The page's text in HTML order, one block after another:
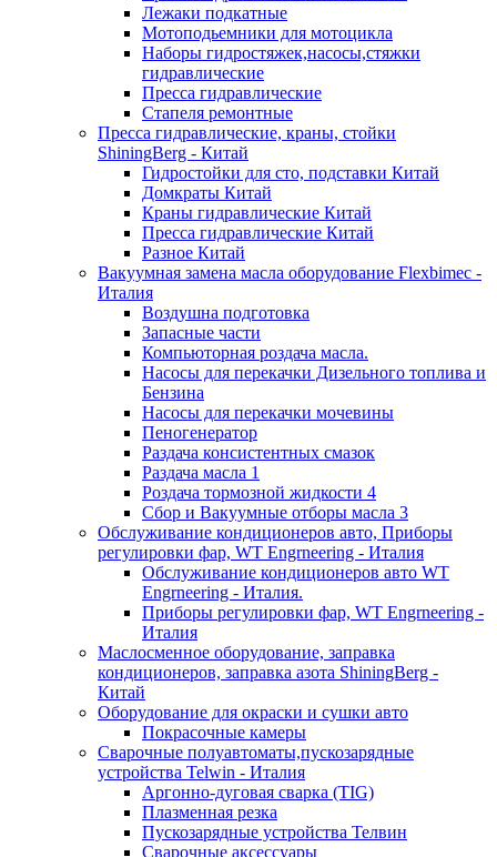
Лежаки подкатные
Мотоподьемники для мотоцикла
Наборы гидростяжек,насосы,стяжки
гидравлические
Пресса гидравлические
Стапеля ремонтные
Пресса гидравлические, краны, стойки
ShiningBerg - Китай
Гидростойки для сто, подставки Китай
Домкраты Китай
Краны гидравлические Китай
Пресса гидравлические Китай
Разное Китай
Вакуумная замена масла оборудование Flexbimeс -
Италия
Воздушна подготовка
Запасные части
Компьюторная роздача масла.
Насосы для перекачки Дизельного топлива и
Бензина
Насосы для перекачки мочевины
Пеногенератор
Раздача консистентных смазок
Раздача масла 1
Роздача тормозной жидкости 4
Сбор и Вакуумные отборы масла 3
Обслуживание кондиционеров авто, Приборы
регулировки фар, WT Engrneering - Италия
Обслуживание кондиционеров авто WT
Engrneering - Италия.
Приборы регулировки фар, WT Engrneering -
Италия
Маслосменное оборудование, заправка
кондиционеров, заправка азота ShiningBerg -
Китай
Оборудование для окраски и сушки авто
Покрасочные камеры
Сварочные полуавтоматы,пускозарядные
устройства Telwin - Италия
Аргонно-дуговая сварка (TIG)
Плазменная резка
Пускозарядные устройства Телвин
Сварочные аксессуары